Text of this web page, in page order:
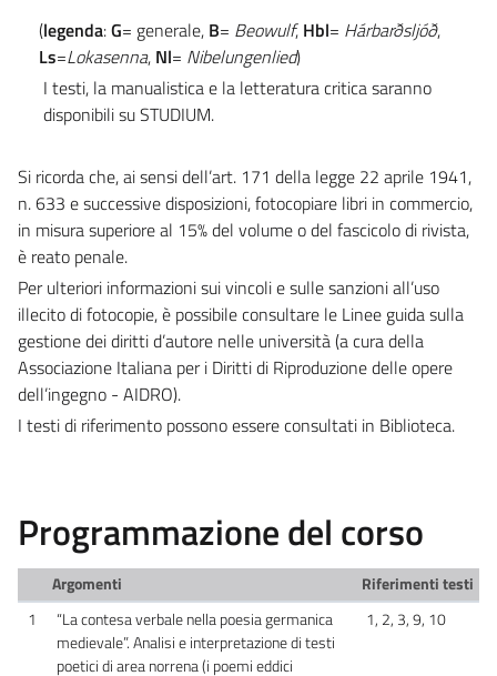
(legenda:G= generale, B= Beowulf, Hbl= Hárbarðsljóð,
Ls=Lokasenna, Nl= Nibelungenlied)
I testi, la manualistica e la letteratura critica saranno
disponibili su STUDIUM.
Si ricorda che, ai sensi dell’art. 171 della legge 22 aprile 1941,
n. 633 e successive disposizioni, fotocopiare libri in commercio,
in misura superiore al 15% del volume o del fascicolo di rivista,
è reato penale.
Per ulteriori informazioni sui vincoli e sulle sanzioni all’uso
illecito di fotocopie, è possibile consultare le Linee guida sulla
gestione dei diritti d’autore nelle università (a cura della
Associazione Italiana per i Diritti di Riproduzione delle opere
dell’ingegno - AIDRO).
I testi di riferimento possono essere consultati in Biblioteca.
Programmazione del corso
Argomenti
Riferimenti testi
1
“La contesa verbale nella poesia germanica
medievale”. Analisi e interpretazione di testi
poetici di area norrena (i poemi eddici
1, 2, 3, 9, 10